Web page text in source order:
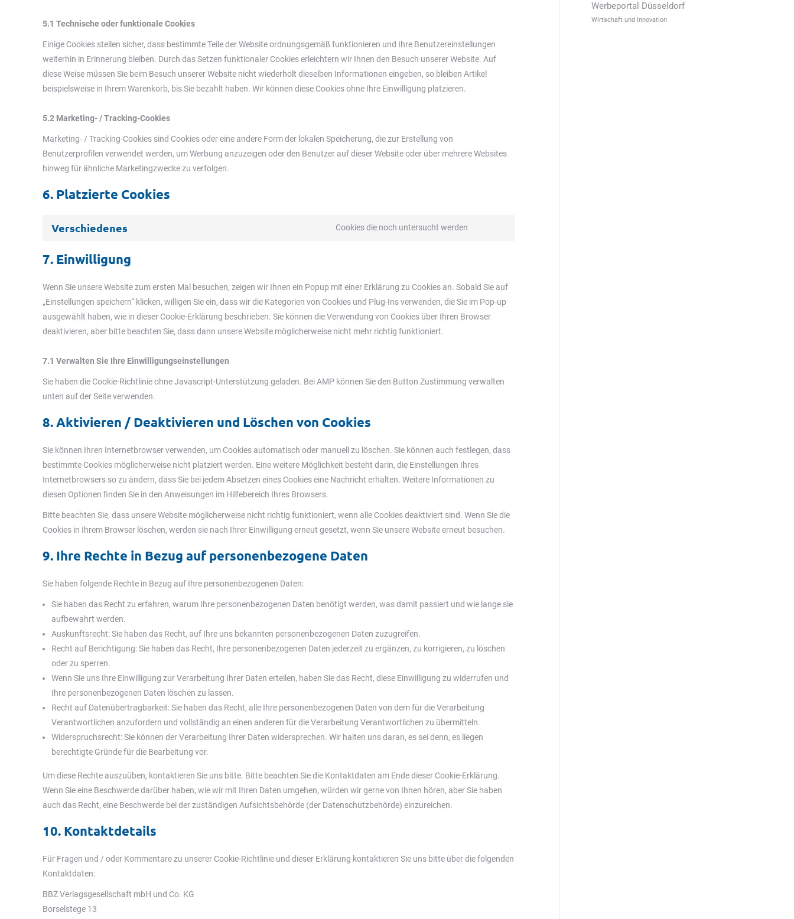
5.1 Technische oder funktionale Cookies
Einige Cookies stellen sicher, dass bestimmte Teile der Website ordnungsgemäß funktionieren und Ihre Benutzereinstellungen
weiterhin in Erinnerung bleiben. Durch das Setzen funktionaler Cookies erleichtern wir Ihnen den Besuch unserer Website. Auf
diese Weise müssen Sie beim Besuch unserer Website nicht wiederholt dieselben Informationen eingeben, so bleiben Artikel
beispielsweise in Ihrem Warenkorb, bis Sie bezahlt haben. Wir können diese Cookies ohne Ihre Einwilligung platzieren.
5.2 Marketing- / Tracking-Cookies
Marketing- / Tracking-Cookies sind Cookies oder eine andere Form der lokalen Speicherung, die zur Erstellung von
Benutzerprofilen verwendet werden, um Werbung anzuzeigen oder den Benutzer auf dieser Website oder über mehrere Websites
hinweg für ähnliche Marketingzwecke zu verfolgen.
6. Platzierte Cookies
Verschiedenes Cookies die noch untersucht werden
7. Einwilligung
Wenn Sie unsere Website zum ersten Mal besuchen, zeigen wir Ihnen ein Popup mit einer Erklärung zu Cookies an. Sobald Sie auf
„Einstellungen speichern“ klicken, willigen Sie ein, dass wir die Kategorien von Cookies und Plug-Ins verwenden, die Sie im Pop-up
ausgewählt haben, wie in dieser Cookie-Erklärung beschrieben. Sie können die Verwendung von Cookies über Ihren Browser
deaktivieren, aber bitte beachten Sie, dass dann unsere Website möglicherweise nicht mehr richtig funktioniert.
7.1 Verwalten Sie Ihre Einwilligungseinstellungen
Sie haben die Cookie-Richtlinie ohne Javascript-Unterstützung geladen. Bei AMP können Sie den Button Zustimmung verwalten
unten auf der Seite verwenden.
8. Aktivieren / Deaktivieren und Löschen von Cookies
Sie können Ihren Internetbrowser verwenden, um Cookies automatisch oder manuell zu löschen. Sie können auch festlegen, dass
bestimmte Cookies möglicherweise nicht platziert werden. Eine weitere Möglichkeit besteht darin, die Einstellungen Ihres
Internetbrowsers so zu ändern, dass Sie bei jedem Absetzen eines Cookies eine Nachricht erhalten. Weitere Informationen zu
diesen Optionen finden Sie in den Anweisungen im Hilfebereich Ihres Browsers.
Bitte beachten Sie, dass unsere Website möglicherweise nicht richtig funktioniert, wenn alle Cookies deaktiviert sind. Wenn Sie die
Cookies in Ihrem Browser löschen, werden sie nach Ihrer Einwilligung erneut gesetzt, wenn Sie unsere Website erneut besuchen.
9. Ihre Rechte in Bezug auf personenbezogene Daten
Sie haben folgende Rechte in Bezug auf Ihre personenbezogenen Daten:
Sie haben das Recht zu erfahren, warum Ihre personenbezogenen Daten benötigt werden, was damit passiert und wie lange sie
aufbewahrt werden.
Auskunftsrecht: Sie haben das Recht, auf Ihre uns bekannten personenbezogenen Daten zuzugreifen.
Recht auf Berichtigung: Sie haben das Recht, Ihre personenbezogenen Daten jederzeit zu ergänzen, zu korrigieren, zu löschen
oder zu sperren.
Wenn Sie uns Ihre Einwilligung zur Verarbeitung Ihrer Daten erteilen, haben Sie das Recht, diese Einwilligung zu widerrufen und
Ihre personenbezogenen Daten löschen zu lassen.
Recht auf Datenübertragbarkeit: Sie haben das Recht, alle Ihre personenbezogenen Daten von dem für die Verarbeitung
Verantwortlichen anzufordern und vollständig an einen anderen für die Verarbeitung Verantwortlichen zu übermitteln.
Widerspruchsrecht: Sie können der Verarbeitung Ihrer Daten widersprechen. Wir halten uns daran, es sei denn, es liegen
berechtigte Gründe für die Bearbeitung vor.
Um diese Rechte auszuüben, kontaktieren Sie uns bitte. Bitte beachten Sie die Kontaktdaten am Ende dieser Cookie-Erklärung.
Wenn Sie eine Beschwerde darüber haben, wie wir mit Ihren Daten umgehen, würden wir gerne von Ihnen hören, aber Sie haben
auch das Recht, eine Beschwerde bei der zuständigen Aufsichtsbehörde (der Datenschutzbehörde) einzureichen.
10. Kontaktdetails
Für Fragen und / oder Kommentare zu unserer Cookie-Richtlinie und dieser Erklärung kontaktieren Sie uns bitte über die folgenden
Kontaktdaten:
BBZ Verlagsgesellschaft mbH und Co. KG
Borselstege 13
Werbeportal Düsseldorf
Wirtschaft und Innovation